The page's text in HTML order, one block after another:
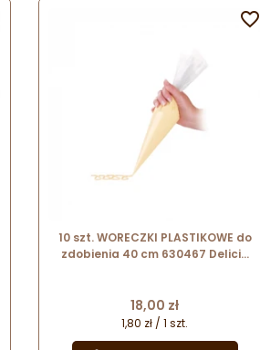
10 szt. WORECZKI PLASTIKOWE do
zdobienia 40 cm 630467 Delicia
Cena
18,00 zł
1,80 zł / 1 szt.
